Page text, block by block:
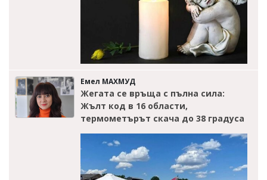
Емел МАХМУД
Жегата се връща с пълна сила:
Жълт код в 16 области,
термометърът скача до 38 градуса